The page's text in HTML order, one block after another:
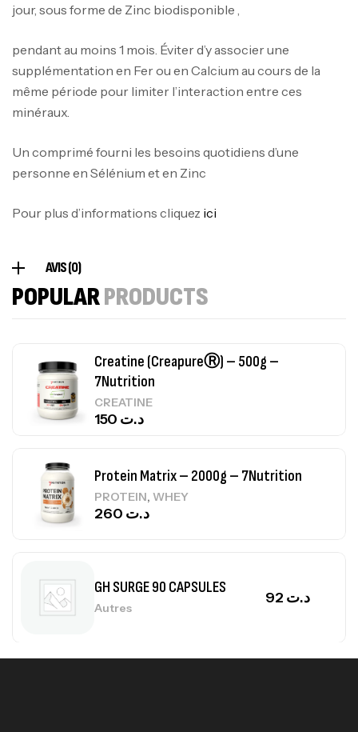
jour, sous forme de Zinc biodisponible ,
pendant au moins 1 mois. Éviter d’y associer une
supplémentation en Fer ou en Calcium au cours de la
même période pour limiter l’interaction entre ces
minéraux.
Un comprimé fourni les besoins quotidiens d’une
personne en Sélénium et en Zinc
Pour plus d’informations cliquez ici
AVIS (0)
POPULARPRODUCTS
Mega Creatine CREAPURE – 306 Gr –
Biotech USA
CREATINE
100% Pure Whey – 2,27kg – BIOTECHUSA
Autres
د.ت
Creatine (CreapureⓇ) – 500g –
7Nutrition
CREATINE
د.ت
Protein Matrix – 2000g – 7Nutrition
PROTEIN,WHEY
د.ت
GH SURGE 90 CAPSULES
Autres
د.ت